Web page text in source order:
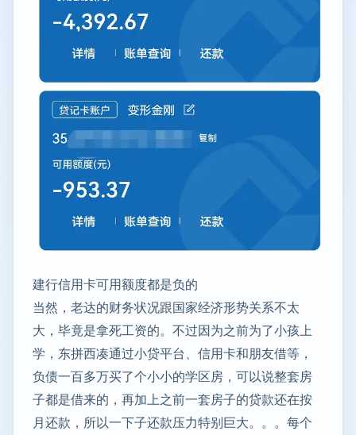
建行信用卡可用额度都是负的
当然，老达的财务状况跟国家经济形势关系不太
大，毕竟是拿死工资的。不过因为之前为了小孩上
学，东拼西凑通过小贷平台、信用卡和朋友借等，
负债一百多万买了个小小的学区房，可以说整套房
子都是借来的，再加上之前一套房子的贷款还在按
月还款，所以一下子还款压力特别巨大。。。每个